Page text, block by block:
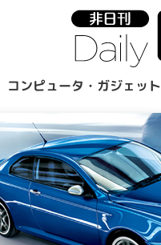
コンピュータ・ガジェット